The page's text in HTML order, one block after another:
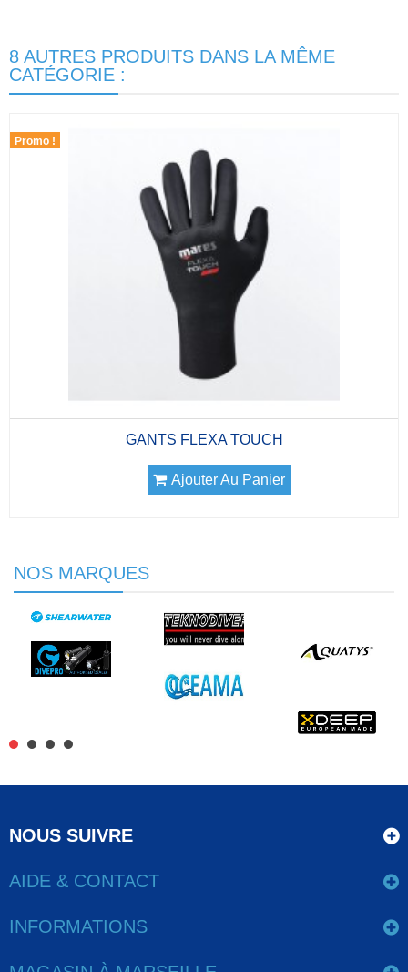
8 AUTRES PRODUITS DANS LA MÊME
CATÉGORIE :
Promo !
GANTS FLEXA TOUCH
Ajouter Au Panier
NOS MARQUES
NOUS SUIVRE
AIDE & CONTACT
INFORMATIONS